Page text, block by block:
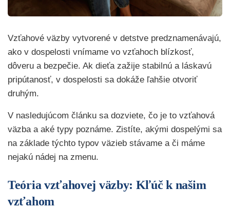
Vzťahové väzby vytvorené v detstve predznamenávajú,
ako v dospelosti vnímame vo vzťahoch blízkosť,
dôveru a bezpečie. Ak dieťa zažije stabilnú a láskavú
pripútanosť, v dospelosti sa dokáže ľahšie otvoriť
druhým.
V nasledujúcom článku sa dozviete, čo je to vzťahová
väzba a aké typy poznáme. Zistíte, akými dospelými sa
na základe týchto typov väzieb stávame a či máme
nejakú nádej na zmenu.
Teória vzťahovej väzby: Kľúč k našim
vzťahom